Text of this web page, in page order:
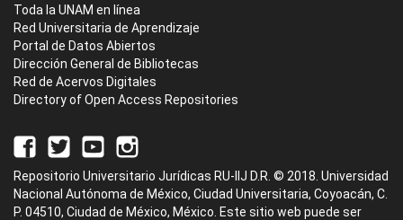
Toda la UNAM en línea
Red Universitaria de Aprendizaje
Portal de Datos Abiertos
Dirección General de Bibliotecas
Red de Acervos Digitales
Directory of Open Access Repositories
Repositorio Universitario Jurídicas RU-IIJ D.R. © 2018. Universidad
Nacional Autónoma de México, Ciudad Universitaria, Coyoacán, C.
P. 04510, Ciudad de México, México. Este sitio web puede ser